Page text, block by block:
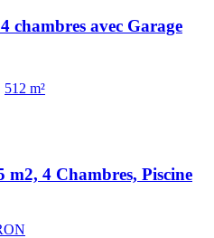
chambres avec Garage
512 m²
m2, 4 Chambres, Piscine